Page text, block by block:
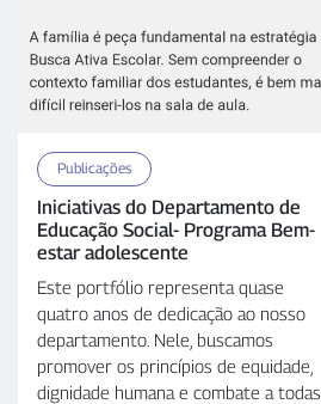
Publicações
Iniciativas do Departamento de
Educação Social- Programa Bem-
estar adolescente
Este portfólio representa quase
quatro anos de dedicação ao nosso
departamento. Nele, buscamos
promover os princípios de equidade,
dignidade humana e combate a todas